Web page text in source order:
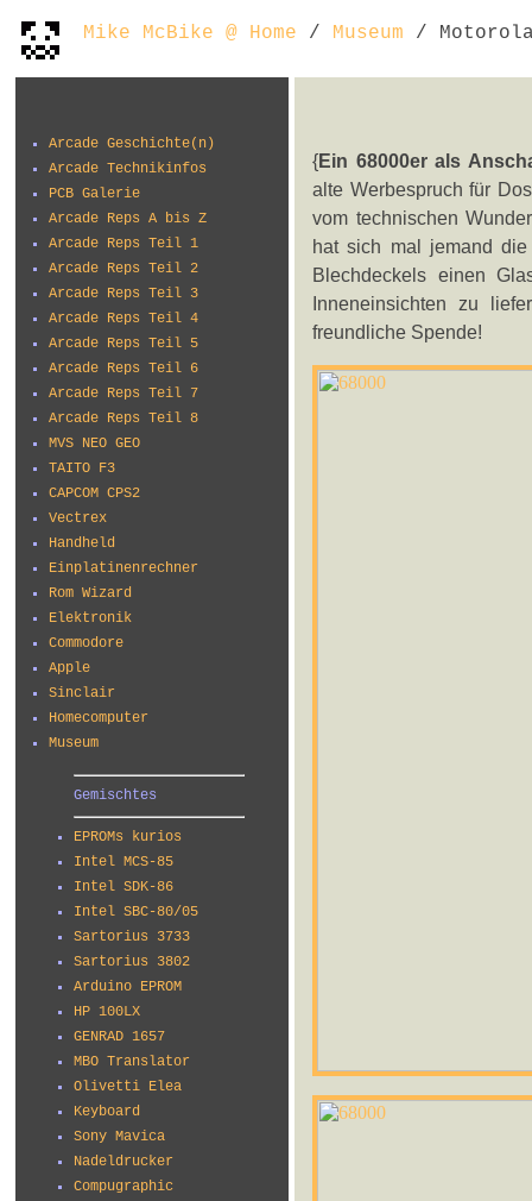
Mike McBike @ Home / Museum /
Arcade Geschichte(n)
Arcade Technikinfos
PCB Galerie
Arcade Reps A bis Z
Arcade Reps Teil 1
Arcade Reps Teil 2
Arcade Reps Teil 3
Arcade Reps Teil 4
Arcade Reps Teil 5
Arcade Reps Teil 6
Arcade Reps Teil 7
Arcade Reps Teil 8
MVS NEO GEO
TAITO F3
CAPCOM CPS2
Vectrex
Handheld
Einplatinenrechner
Rom Wizard
Elektronik
Commodore
Apple
Sinclair
Homecomputer
Museum
Gemischtes
EPROMs kurios
Intel MCS-85
Intel SDK-86
Intel SBC-80/05
Sartorius 3733
Sartorius 3802
Arduino EPROM
HP 100LX
GENRAD 1657
MBO Translator
Olivetti Elea
Keyboard
Sony Mavica
Nadeldrucker
Compugraphic
{Ein 68000er als
alte Werbespruch für
vom technischen
hat sich mal jemand
Blechdeckels einen
Inneneinsichten zu
freundliche Spende!